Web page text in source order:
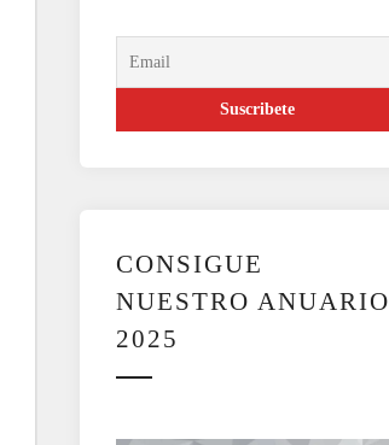
CONSIGUE
NUESTRO ANUARIO
2025